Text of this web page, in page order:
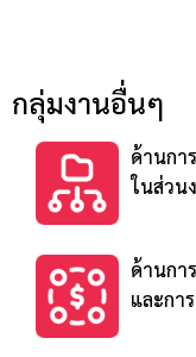
กลุ่มงานอื่นๆ
ด้านกา
ในส่วน
ด้านกา
และกา